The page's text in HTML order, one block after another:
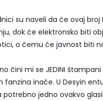
su naveli da če ovaj
dok će elektronsko biti
o čemu će javnost biti
čini mi se JEDINI
fanzina inače. U Desyin
jedno ovakvo